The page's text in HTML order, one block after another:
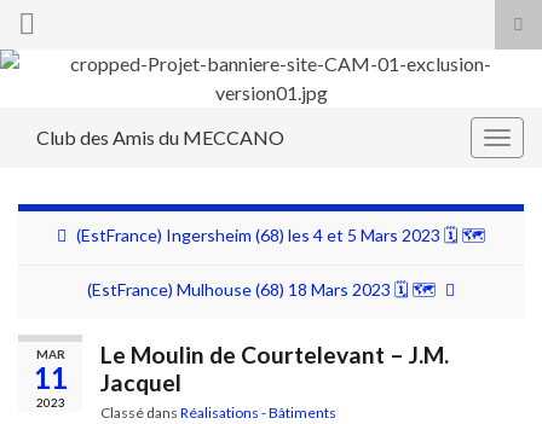
Search for:
Club des Amis du MECCANO
(EstFrance) Ingersheim (68) les 4 et 5 Mars 2023 🗓 🗺
(EstFrance) Mulhouse (68) 18 Mars 2023 🗓 🗺
MAR
11
2023
Le Moulin de Courtelevant – J.M.
Jacquel
Classé dans Réalisations - Bâtiments